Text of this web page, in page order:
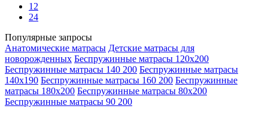
12
24
Популярные запросы
Анатомические матрасы Детские матрасы для
новорожденных Беспружинные матрасы 120х200
Беспружинные матрасы 140 200 Беспружинные матрасы
140х190 Беспружинные матрасы 160 200 Беспружинные
матрасы 180х200 Беспружинные матрасы 80х200
Беспружинные матрасы 90 200